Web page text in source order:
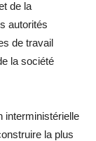
de la
autorités
de travail
la société
interministérielle
la plus